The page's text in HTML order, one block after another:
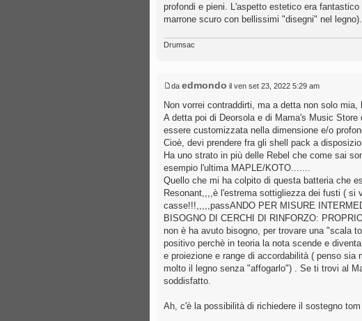
profondi e pieni. L'aspetto estetico era
marrone scuro con bellissimi "disegni" nel legno).
Drumsac
da edmondo il ven set 23, 2022 5:29 am
Non vorrei contraddirti, ma a detta non solo
A detta poi di Deorsola e di Mama's Music
essere customizzata nella dimensione e/o
Cioè, devi prendere fra gli shell pack a
Ha uno strato in più delle Rebel che come sai
esempio l'ultima MAPLE/KOTO.......
Quello che mi ha colpito di questa batteria che
Resonant,,,,è l'estrema sottigliezza dei fusti (
casse!!!,,,,,passANDO PER MISURE
BISOGNO DI CERCHI DI RINFORZO:
non è ha avuto bisogno, per trovare una "scala
positivo perchè in teoria la nota scende e
e proiezione e range di accordabilità ( penso
molto il legno senza "affogarlo") . Se ti trovi al
soddisfatto.
Ah, c'è la possibilità di richiedere il sostegno